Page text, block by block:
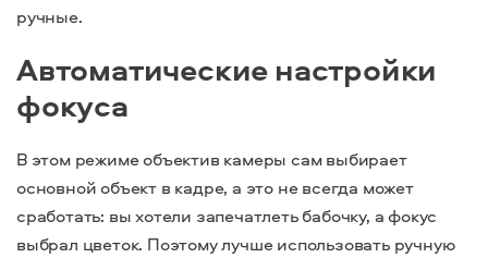
ручные.
Автоматические настройки
фокуса
В этом режиме объектив камеры сам выбирает
основной объект в кадре, а это не всегда может
сработать: вы хотели запечатлеть бабочку, а фокус
выбрал цветок. Поэтому лучше использовать ручную